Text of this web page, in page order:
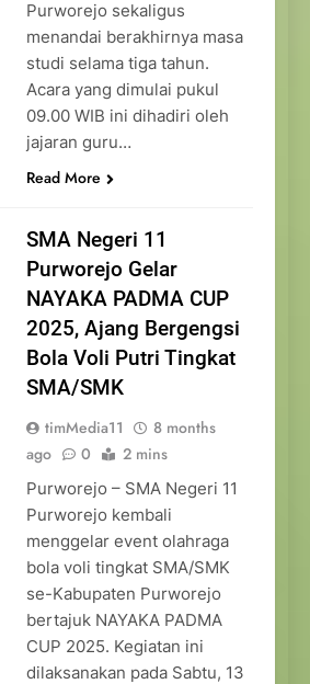
Purworejo sekaligus
menandai berakhirnya masa
studi selama tiga tahun.
Acara yang dimulai pukul
09.00 WIB ini dihadiri oleh
jajaran guru…
Read More
SMA Negeri 11
Purworejo Gelar
NAYAKA PADMA CUP
2025, Ajang Bergengsi
Bola Voli Putri Tingkat
SMA/SMK
timMedia11
8 months
ago
0 2 mins
Purworejo – SMA Negeri 11
Purworejo kembali
menggelar event olahraga
bola voli tingkat SMA/SMK
se-Kabupaten Purworejo
bertajuk NAYAKA PADMA
CUP 2025. Kegiatan ini
dilaksanakan pada Sabtu, 13